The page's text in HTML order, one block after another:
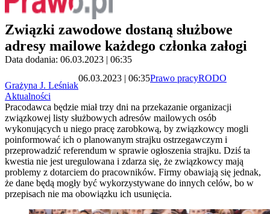
Związki zawodowe dostaną służbowe
adresy mailowe każdego członka załogi
Data dodania: 06.03.2023 | 06:35
Grażyna J. Leśniak
06.03.2023 | 06:35Prawo pracyRODO
Aktualności
Pracodawca będzie miał trzy dni na przekazanie organizacji
związkowej listy służbowych adresów mailowych osób
wykonujących u niego pracę zarobkową, by związkowcy mogli
poinformować ich o planowanym strajku ostrzegawczym i
przeprowadzić referendum w sprawie ogłoszenia strajku. Dziś ta
kwestia nie jest uregulowana i zdarza się, że związkowcy mają
problemy z dotarciem do pracowników. Firmy obawiają się jednak,
że dane będą mogły być wykorzystywane do innych celów, bo w
przepisach nie ma obowiązku ich usunięcia.